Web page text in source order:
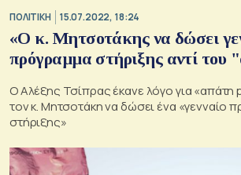
ΠΟΛΙΤΙΚΗ 15.07.2022, 18:24
«Ο κ. Μητσοτάκης να δώσει
πρόγραμμα στήριξης αντί του
O Αλέξης Τσίπρας έκανε λόγο για «απάτη
τον κ. Μητσοτάκη να δώσει ένα «γενναίο
στήριξης»